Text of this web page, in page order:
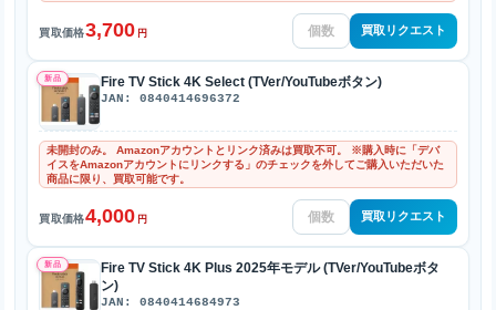
買取価格3,700 円 買取リクエスト
新品 Fire TV Stick 4K Select (TVer/YouTubeボタン)
JAN: 0840414696372
未開封のみ。 Amazonアカウントとリンク済みは買取不可。 ※購入時に「デバ
イスをAmazonアカウントにリンクする」のチェックを外してご購入いただいた
商品に限り、買取可能です。
買取価格4,000 円 買取リクエスト
新品
Fire TV Stick 4K Plus 2025年モデル (TVer/YouTubeボタ
ン)
JAN: 0840414684973